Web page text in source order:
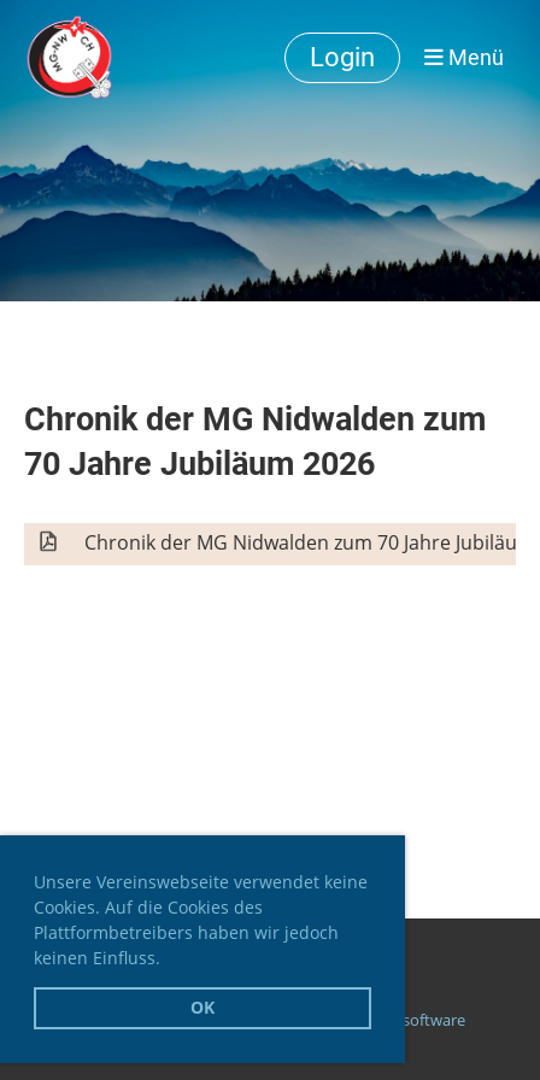
Unsere Vereinswebseite verwendet keine
Cookies. Auf die Cookies des
Plattformbetreibers haben wir jedoch
keinen Einfluss.
OK
Login Menü
Chronik der MG Nidwalden zum
70 Jahre Jubiläum 2026
Chronik der MG Nidwalden zum 70 Jahre
© MG Nidwalden
Datenschutz ClubDesk Vereinssoftware